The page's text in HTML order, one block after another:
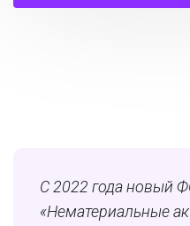
С 2022 года новый
«Нематериальные